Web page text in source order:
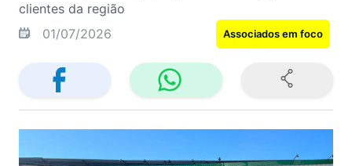
clientes da região
01/07/2026
Associados em foco